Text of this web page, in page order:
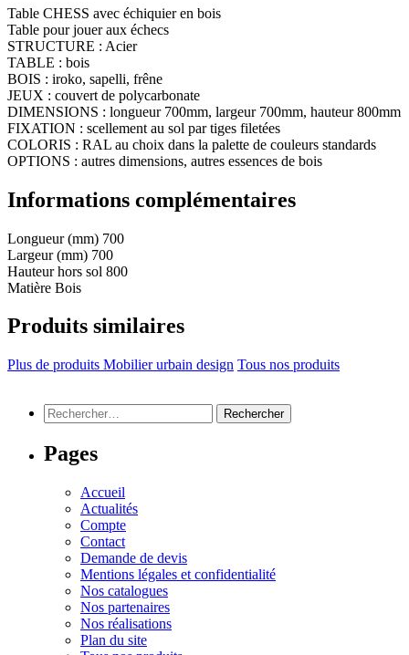
Table CHESS avec échiquier en bois
Table pour jouer aux échecs
STRUCTURE : Acier
TABLE : bois
BOIS : iroko, sapelli, frêne
JEUX : couvert de polycarbonate
DIMENSIONS : longueur 700mm, largeur 700mm, hauteur 800mm
FIXATION : scellement au sol par tiges filetées
COLORIS : RAL au choix dans la palette de couleurs standards
OPTIONS : autres dimensions, autres essences de bois
Informations complémentaires
Longueur (mm) 700
Largeur (mm) 700
Hauteur hors sol 800
Matière Bois
Produits similaires
Plus de produits Mobilier urbain design Tous nos produits
Rechercher :
Pages
Accueil
Actualités
Compte
Contact
Demande de devis
Mentions légales et confidentialité
Nos catalogues
Nos partenaires
Nos réalisations
Plan du site